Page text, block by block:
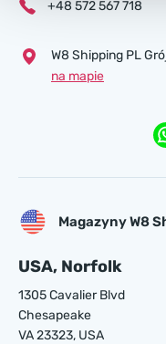
+48 572 567 718
W8 Shipping PL
na mapie
Magazyny W8
USA, Norfolk
1305 Cavalier Blvd
Chesapeake
VA 23323, USA